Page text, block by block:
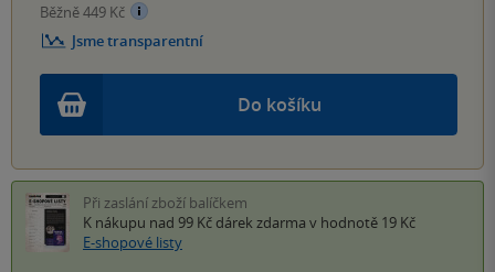
Do košíku
Běžně 449 Kč
Jsme transparentní
Při zaslání zboží balíčkem
K nákupu nad 99 Kč dárek zdarma v hodnotě 19 Kč
E-shopové listy